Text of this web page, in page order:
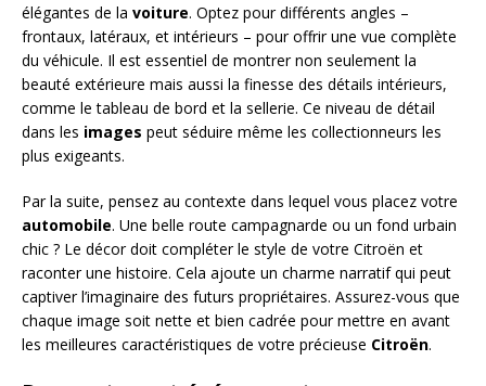
élégantes de la voiture. Optez pour différents angles –
frontaux, latéraux, et intérieurs – pour offrir une vue complète
du véhicule. Il est essentiel de montrer non seulement la
beauté extérieure mais aussi la finesse des détails intérieurs,
comme le tableau de bord et la sellerie. Ce niveau de détail
dans les images peut séduire même les collectionneurs les
plus exigeants.
Par la suite, pensez au contexte dans lequel vous placez votre
automobile. Une belle route campagnarde ou un fond urbain
chic ? Le décor doit compléter le style de votre Citroën et
raconter une histoire. Cela ajoute un charme narratif qui peut
captiver l’imaginaire des futurs propriétaires. Assurez-vous que
chaque image soit nette et bien cadrée pour mettre en avant
les meilleures caractéristiques de votre précieuse Citroën.